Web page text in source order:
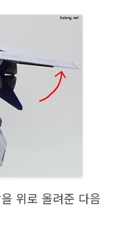
위로 올려준 다음